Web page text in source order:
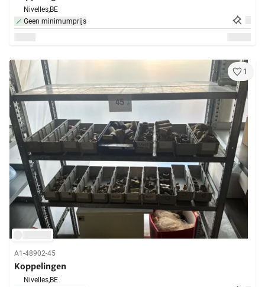
Nivelles,BE
Geen minimumprijs
1
A1-48902-45
Koppelingen
Nivelles,BE